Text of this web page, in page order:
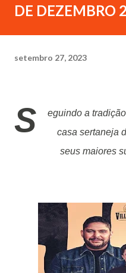
DE DEZEMBRO
setembro 27, 2023
S
eguindo a
casa sertaneja
seus maiores